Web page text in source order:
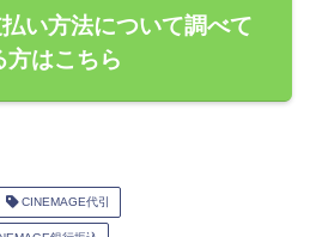
い方法について調べて
方はこちら
CINEMAGE代引